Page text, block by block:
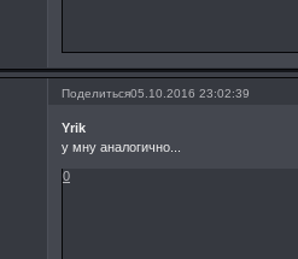
Поделиться05.10.2016 23:02:39
Yrik
у мну аналогично...
0